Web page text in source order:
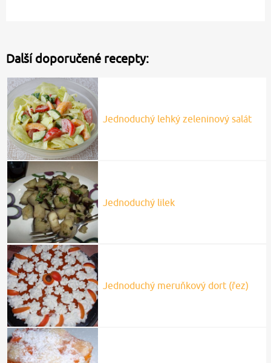
Další doporučené recepty:
Jednoduchý lehký zeleninový salát
Jednoduchý lilek
Jednoduchý meruňkový dort (řez)